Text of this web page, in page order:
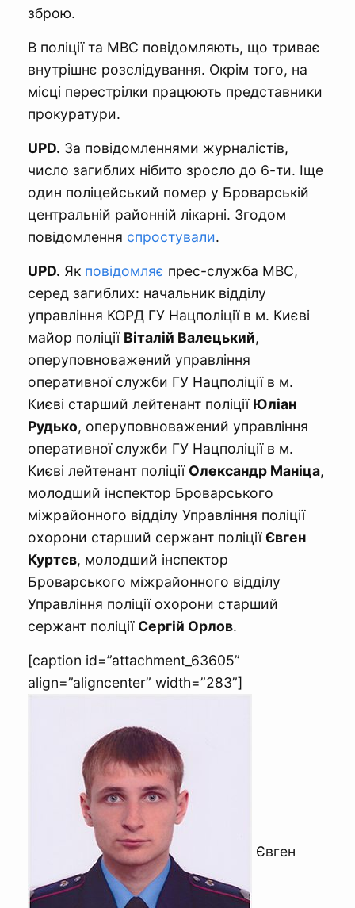
зброю.
В поліції та МВС повідомляють, що триває
внутрішнє розслідування. Окрім того, на
місці перестрілки працюють представники
прокуратури.
UPD. За повідомленнями журналістів,
число загиблих нібито зросло до 6-ти. Іще
один поліцейський помер у Броварській
центральній районній лікарні. Згодом
повідомлення спростували.
UPD. Як повідомляє прес-служба МВС,
серед загиблих: начальник відділу
управління КОРД ГУ Нацполіції в м. Києві
майор поліції Віталій Валецький,
оперуповноважений управління
оперативної служби ГУ Нацполіції в м.
Києві старший лейтенант поліції Юліан
Рудько, оперуповноважений управління
оперативної служби ГУ Нацполіції в м.
Києві лейтенант поліції Олександр Маніца,
молодший інспектор Броварського
міжрайонного відділу Управління поліції
охорони старший сержант поліціїЄвген
Куртєв, молодший інспектор
Броварського міжрайонного відділу
Управління поліції охорони старший
сержант поліції Сергій Орлов.
[caption id=”attachment_63605”
align=”aligncenter” width=”283”]
Євген